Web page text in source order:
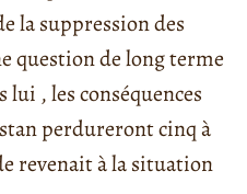
la suppression des
question de long terme
lui , les conséquences
perdureront cinq à
revenait à la situation